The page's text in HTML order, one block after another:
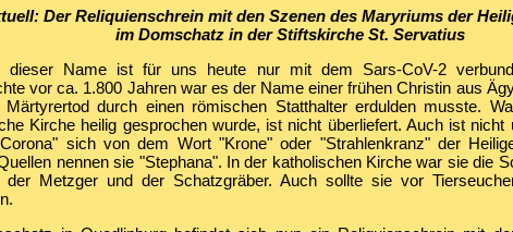
Der Reliquienschrein mit den Szenen des Maryriums der
im Domschatz in der Stiftskirche St. Servatius
dieser Name ist für uns heute nur mit dem Sars-CoV-2
vor ca. 1.800 Jahren war es der Name einer frühen Christin aus
durch einen römischen Statthalter erdulden musste.
Kirche heilig gesprochen wurde, ist nicht überliefert. Auch ist nicht
sich von dem Wort "Krone" oder "Strahlenkranz" der
nennen sie "Stephana". In der katholischen Kirche war sie die
der Metzger und der Schatzgräber. Auch sollte sie vor